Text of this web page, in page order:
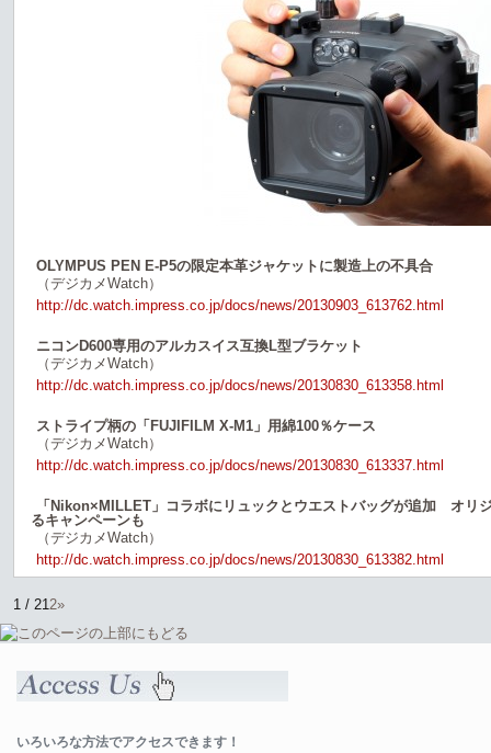
OLYMPUS PEN E-P5の限定本革ジャケットに製造上の不具合
（デジカメWatch）
http://dc.watch.impress.co.jp/docs/news/20130903_613762.html
ニコンD600専用のアルカスイス互換L型ブラケット
（デジカメWatch）
http://dc.watch.impress.co.jp/docs/news/20130830_613358.html
ストライプ柄の「FUJIFILM X-M1」用綿100％ケース
（デジカメWatch）
http://dc.watch.impress.co.jp/docs/news/20130830_613337.html
「Nikon×MILLET」コラボにリュックとウエストバッグが追加 オリ
るキャンペーンも
（デジカメWatch）
http://dc.watch.impress.co.jp/docs/news/20130830_613382.html
1 / 212»
いろいろな方法でアクセスできます！